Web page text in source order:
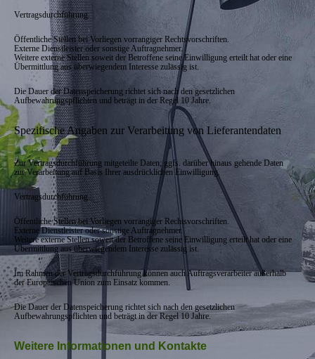
Vertragsdurchführung.
Öffentliche Stellen bei Vorliegen vorrangiger Rechtsvorschriften.
Externe Dienstleister oder sonstige Auftragnehmer.
Weitere externe Stellen soweit der Betroffene seine Einwilligung erteilt hat oder eine
Übermittlung aus überwiegendem Interesse zulässig ist.
Die Dauer der Datenspeicherung richtet sich nach den gesetzlichen
Aufbewahrungspflichten und beträgt in der Regel 10 Jahre.
Spezifische Angaben zur Verarbeitung von Lieferantendaten
Zur Vertragsdurchführung mitgeteilte Daten; ggfs. darüber hinaus gehende Daten
zur Verarbeitung auf Basis Ihrer ausdrücklichen Einwilligung.
Vertragsdurchführung.
Öffentliche Stellen bei Vorliegen vorrangiger Rechtsvorschriften.
Externe Dienstleister oder sonstige Auftragnehmer.
Weitere externe Stellen soweit der Betroffene seine Einwilligung erteilt hat oder eine
Übermittlung aus überwiegendem Interesse zulässig ist.
Im Rahmen der Vertragsdurchführung können auch Auftragsverarbeiter außerhalb
der Europäischen Union zum Einsatz kommen.
Die Dauer der Datenspeicherung richtet sich nach den gesetzlichen
Aufbewahrungspflichten und beträgt in der Regel 10 Jahre.
Weitere Informationen und Kontakte